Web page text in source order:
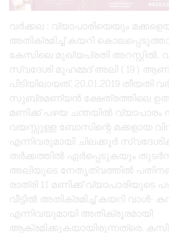
വർക്കല : വ്യാപാരിയെയും
അതിക്രമിച്ച് കയറി
കേസിലെ മുഖ്യപ്രതി അറസ്റ്റിൽ.
സ്വദേശി മുഹമ്മദ്‌ അലി (19)
പിടിയിലായത്. 20.01.2019 തീയതി
സുബ്രമണ്യൻ ക്ഷേത്രത്തിലെ
മണിക്ക് പഴയ ചന്തയിൽ വ്യാപാരം
വയസ്സുള്ള ബോസിന്റെ മക്കളായ
എന്നിവരുമായി ചിലക്കൂർ
തർക്കത്തിൽ ഏർപ്പെടുകയും
അലിയുടെ നേതൃത്വത്തിൽ
രാത്രി 11 മണിക്ക് വ്യാപാരിയുടെ
വീട്ടിൽ അതിക്രമിച്ച് കയറി വാൾ-
എന്നിവയുമായി അതിക്രൂരമായി
ആക്രമിക്കുകയായിരുന്നത്രെ.